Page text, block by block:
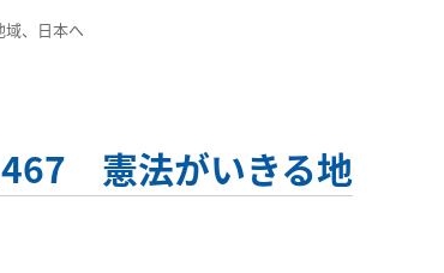
、日本へ
憲法がいきる地